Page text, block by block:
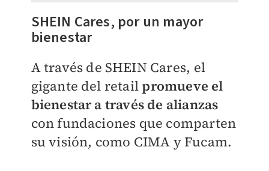
SHEIN Cares, por un mayor
bienestar
A través de SHEIN Cares, el
gigante del retailpromueve el
bienestar a través de alianzas
con fundaciones que comparten
su visión, como CIMA y Fucam.